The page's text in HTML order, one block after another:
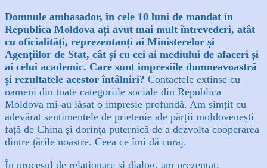
Domnule ambasador, în cele 10 luni de mandat în
Republica Moldova ați avut mai mult întrevederi, atât
cu oficialități, reprezentanți ai Ministerelor și
Agențiilor de Stat, cât și cu cei ai mediului de afaceri și
ai celui academic. Care sunt impresiile dumneavoastră
și rezultatele acestor întâlniri? Contactele extinse cu
oameni din toate categoriile sociale din Republica
Moldova mi-au lăsat o impresie profundă. Am simțit cu
adevărat sentimentele de prietenie ale părții moldovenești
față de China și dorința puternică de a dezvolta cooperarea
dintre țările noastre. Ceea ce îmi dă curaj.
În procesul de relaționare și dialog, am prezentat,